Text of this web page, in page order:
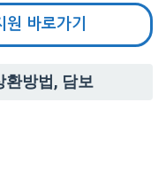
원 바로가기
환방법, 담보